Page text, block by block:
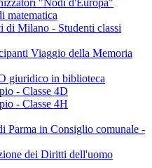
"Nodi d'Europa"
matematica
di Milano - Studenti classi
Viaggio della Memoria
giuridico in biblioteca
- Classe 4D
- Classe 4H
Parma in Consiglio comunale -
dei Diritti dell'uomo